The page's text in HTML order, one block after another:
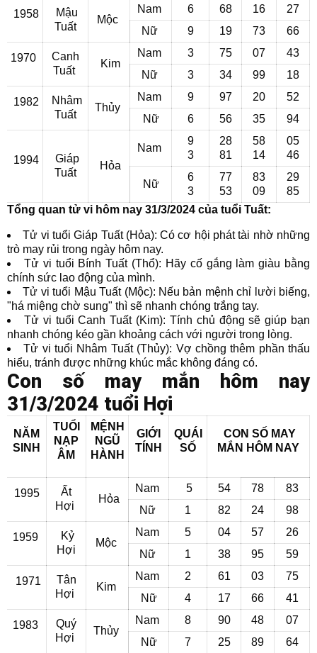
1958
Mậu
Tuất
Mộc
Nam 6 68 16
27
Nữ
9 19 73 66
1970
Canh
Tuất
Kim
Nam 3 75 07
43
Nữ
3 34 99 18
1982
Nhâm
Tuất
Thủy
Nam 9 97 20
52
Nữ
6 56 35 94
1994
Giáp
Tuất
Hỏa
Nam
9
3
28
81
58
14
05
46
Nữ
6
3
77
53
83
09
29
85
Tổng quan tử vi hôm nay 31/3/2024 của tuổi Tuất:
Tử vi tuổi Giáp Tuất (Hỏa): Có cơ hội phát tài nhờ những
trò may rủi trong ngày hôm nay.
Tử vi tuổi Bính Tuất (Thổ): Hãy cố gắng làm giàu bằng
chính sức lao động của mình.
Tử vi tuổi Mậu Tuất (Mộc): Nếu bản mệnh chỉ lười biếng,
"há miệng chờ sung" thì sẽ nhanh chóng trắng tay.
Tử vi tuổi Canh Tuất (Kim): Tính chủ động sẽ giúp bạn
nhanh chóng kéo gần khoảng cách với người trong lòng.
Tử vi tuổi Nhâm Tuất (Thủy): Vợ chồng thêm phần thấu
hiểu, tránh được những khúc mắc không đáng có.
Con số may mắn hôm nay
31/3/2024 tuổi Hợi
NĂM
SINH
TUỔI
NẠP
ÂM
MỆNH
NGŨ
HÀNH
GIỚI
TÍNH
QUÁI
SỐ
CON SỐ MAY
MẮN HÔM NAY
1995
Ất
Hợi
Hỏa
Nam 5 54 78
83
Nữ
1 82 24 98
1959
Kỷ
Hợi
Mộc
Nam 5 04 57
26
Nữ
1 38 95 59
1971
Tân
Hợi
Kim
Nam 2 61 03
75
Nữ
4 17 66 41
1983
Quý
Hợi
Thủy
Nam 8 90 48
07
Nữ
7 25 89 64